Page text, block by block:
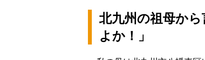
北九州の祖母か
よか！」